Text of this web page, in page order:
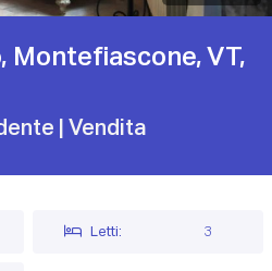
Montefiascone, VT,
| Vendita
Letti: 3